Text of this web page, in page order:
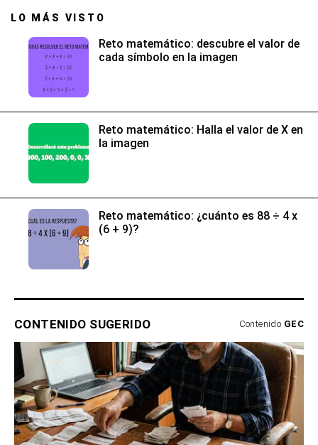
LO MÁS VISTO
Reto matemático: descubre el valor de
cada símbolo en la imagen
Reto matemático: Halla el valor de X en
la imagen
Reto matemático: ¿cuánto es 88 ÷ 4 x
(6 + 9)?
CONTENIDO SUGERIDO Contenido GEC